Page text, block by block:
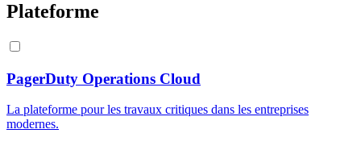
Plateforme
PagerDuty Operations Cloud
La plateforme pour les travaux critiques dans les entreprises
modernes.